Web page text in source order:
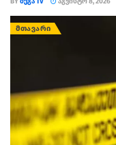
ᲛᲗᲐᲕᲐᲠᲘ